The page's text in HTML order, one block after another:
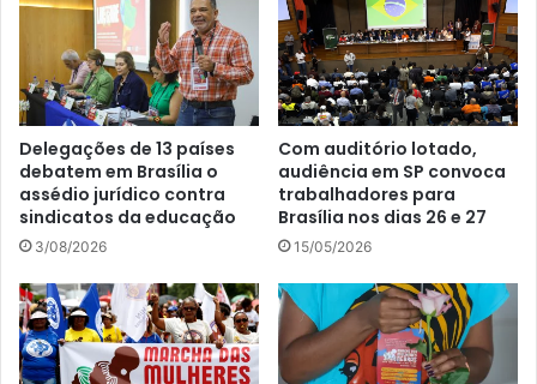
Delegações de 13 países
debatem em Brasília o
assédio jurídico contra
sindicatos da educação
3/08/2026
Com auditório lotado,
audiência em SP convoca
trabalhadores para
Brasília nos dias 26 e 27
15/05/2026